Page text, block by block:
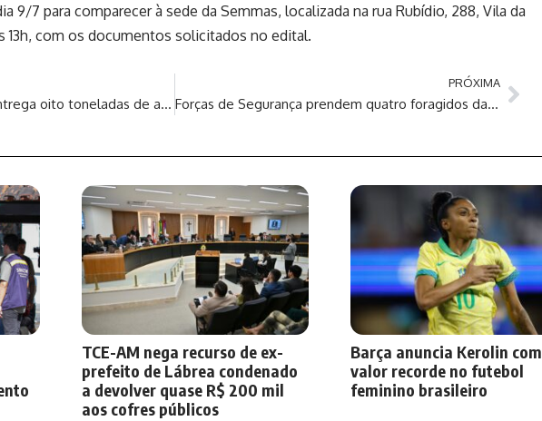
9/7 para comparecer à sede da Semmas, localizada na rua Rubídio, 288, Vila da
13h, com os documentos solicitados no edital.
Prefeito Renato Junior entrega oito toneladas de alimentos do PAA
PRÓXIMA
Forças de Segurança prendem quatro foragidos da Justiça em Manaus
TCE-AM nega recurso de ex-
prefeito de Lábrea condenado
a devolver quase R$ 200 mil
aos cofres públicos
Barça anuncia Kerolin com
valor recorde no futebol
feminino brasileiro